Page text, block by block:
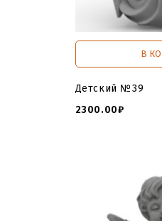
В
Детский №39
2300.00₽